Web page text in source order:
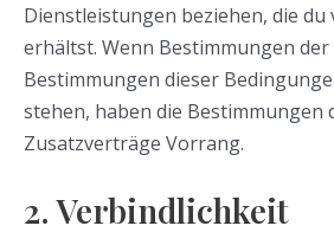
Dienstleistungen beziehen, die du
erhältst. Wenn Bestimmungen
Bestimmungen dieser
stehen, haben die Bestimmungen
Zusatzverträge Vorrang.
2. Verbindlichkeit